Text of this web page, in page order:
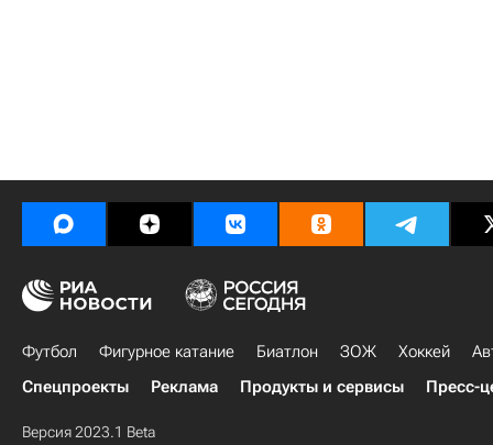
Футбол Фигурное катание Биатлон ЗОЖ Хоккей
Спецпроекты
Реклама Продукты и сервисы Пресс-
Версия 2023.1 Beta